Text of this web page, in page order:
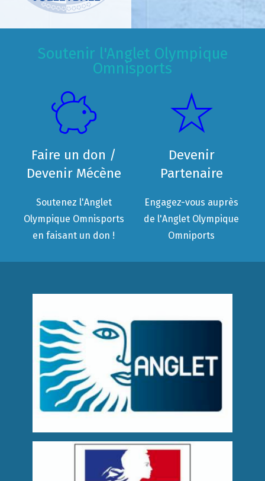
Soutenir l'Anglet Olympique
Omnisports
Faire un don /
Devenir Mécène
Soutenez l'Anglet
Olympique Omnisports
en faisant un don !
Devenir
Partenaire
Engagez-vous auprès
de l'Anglet Olympique
Omniports